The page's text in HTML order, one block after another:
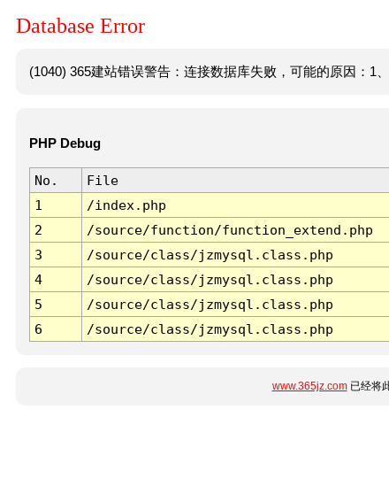
Database Error
(1040) 365建站错误警告：连接数据库失败，可能的原因：1
PHP Debug
No. File
1
/index.php
2
/source/function/function_extend.php
3
/source/class/jzmysql.class.php
4
/source/class/jzmysql.class.php
5
/source/class/jzmysql.class.php
6
/source/class/jzmysql.class.php
www.365jz.com已经将